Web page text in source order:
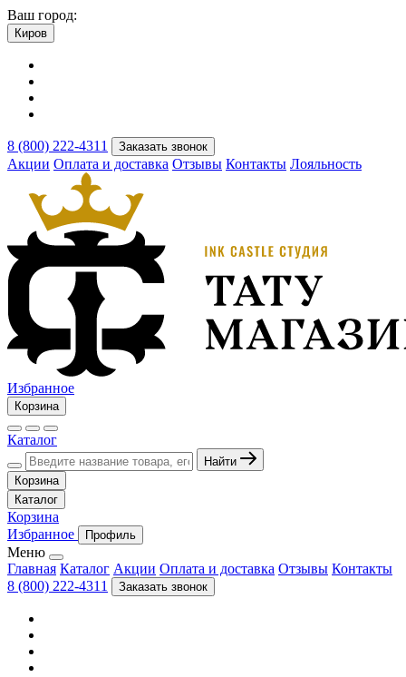
Ваш город:
Киров
8 (800) 222-4311 Заказать звонок
Акции Оплата и доставка Отзывы Контакты Лояльность
Избранное
Корзина
Каталог
Найти
Корзина
Каталог
Корзина
Избранное
Профиль
Меню
Главная Каталог Акции Оплата и доставка Отзывы Контакты
8 (800) 222-4311
Заказать звонок